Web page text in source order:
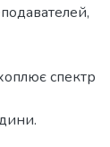
спектр